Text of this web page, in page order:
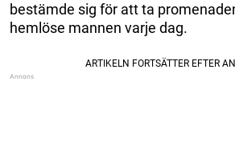
bestämde sig för att ta
hemlöse mannen varje dag.